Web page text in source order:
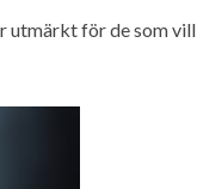
utmärkt för de som vill